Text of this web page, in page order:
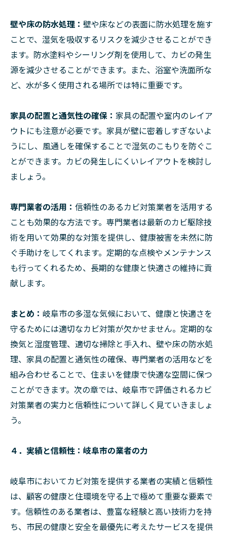
壁や床の防水処理： 壁や床などの表面に防水処理を施す
ことで、湿気を吸収するリスクを減少させることができ
ます。防水塗料やシーリング剤を使用して、カビの発生
源を減少させることができます。また、浴室や洗面所な
ど、水が多く使用される場所では特に重要です。
家具の配置と通気性の確保： 家具の配置や室内のレイア
ウトにも注意が必要です。家具が壁に密着しすぎないよ
うにし、風通しを確保することで湿気のこもりを防ぐこ
とができます。カビの発生しにくいレイアウトを検討し
ましょう。
専門業者の活用： 信頼性のあるカビ対策業者を活用する
ことも効果的な方法です。専門業者は最新のカビ駆除技
術を用いて効果的な対策を提供し、健康被害を未然に防
ぐ手助けをしてくれます。定期的な点検やメンテナンス
も行ってくれるため、長期的な健康と快適さの維持に貢
献します。
まとめ： 岐阜市の多湿な気候において、健康と快適さを
守るためには適切なカビ対策が欠かせません。定期的な
換気と湿度管理、適切な掃除と手入れ、壁や床の防水処
理、家具の配置と通気性の確保、専門業者の活用などを
組み合わせることで、住まいを健康で快適な空間に保つ
ことができます。次の章では、岐阜市で評価されるカビ
対策業者の実力と信頼性について詳しく見ていきましょ
う。
４．実績と信頼性：岐阜市の業者の力
岐阜市においてカビ対策を提供する業者の実績と信頼性
は、顧客の健康と住環境を守る上で極めて重要な要素で
す。信頼性のある業者は、豊富な経験と高い技術力を持
ち、市民の健康と安全を最優先に考えたサービスを提供